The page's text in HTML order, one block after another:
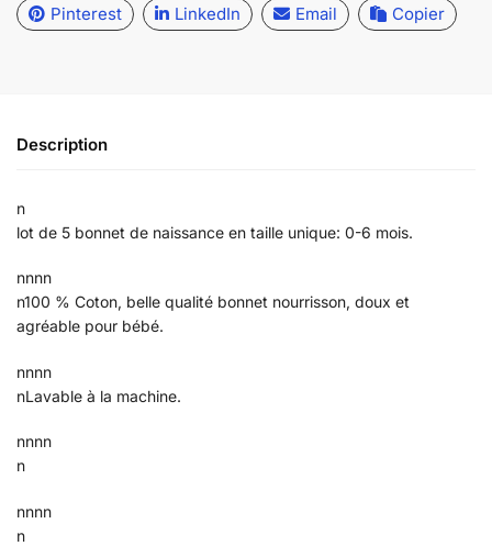
Pinterest LinkedIn Email Copier
Description
n
lot de 5 bonnet de naissance en taille unique: 0-6 mois.
nnnn
n100 % Coton, belle qualité bonnet nourrisson, doux et
agréable pour bébé.
nnnn
nLavable à la machine.
nnnn
n
nnnn
n